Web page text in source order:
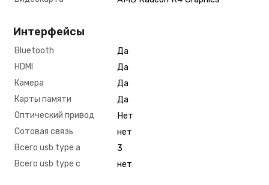
Интерфейсы
Bluetooth
Да
HDMI
Да
Камера
Да
Карты памяти
Да
Оптический привод
Нет
Сотовая связь
нет
Всего usb type a
3
Всего usb type c
нет